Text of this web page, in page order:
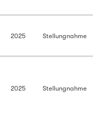
2025 Stellungnahme
2025 Stellungnahme